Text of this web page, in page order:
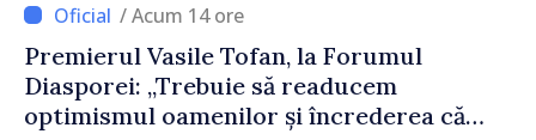
/ Acum 14 ore
Premierul Vasile Tofan, la Forumul
Diasporei: „Trebuie să readucem
optimismul oamenilor și încrederea că